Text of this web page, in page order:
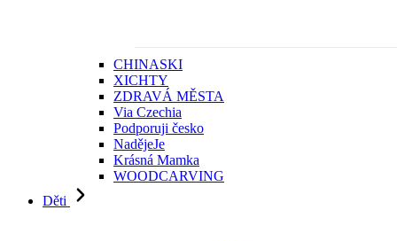
CHINASKI
XICHTY
ZDRAVÁ MĚSTA
Via Czechia
Podporuji česko
NadějeJe
Krásná Mamka
WOODCARVING
Děti